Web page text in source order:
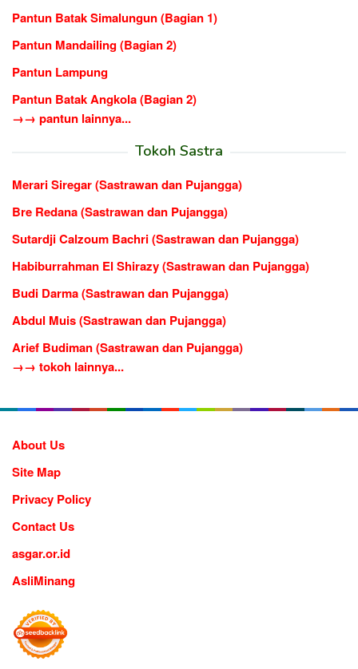
Pantun Batak Simalungun (Bagian 1)
Pantun Mandailing (Bagian 2)
Pantun Lampung
Pantun Batak Angkola (Bagian 2)
→→ pantun lainnya...
Tokoh Sastra
Merari Siregar (Sastrawan dan Pujangga)
Bre Redana (Sastrawan dan Pujangga)
Sutardji Calzoum Bachri (Sastrawan dan Pujangga)
Habiburrahman El Shirazy (Sastrawan dan Pujangga)
Budi Darma (Sastrawan dan Pujangga)
Abdul Muis (Sastrawan dan Pujangga)
Arief Budiman (Sastrawan dan Pujangga)
→→ tokoh lainnya...
About Us
Site Map
Privacy Policy
Contact Us
asgar.or.id
AsliMinang